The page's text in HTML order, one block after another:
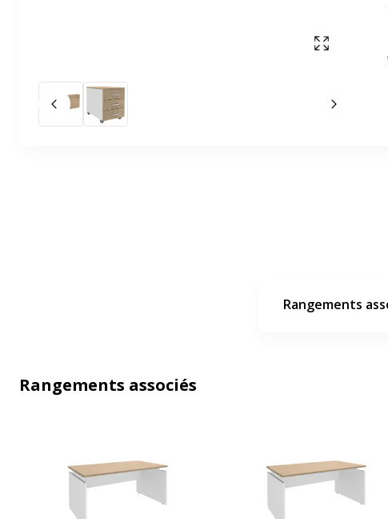
Afficher
Slide précédent Slide
Rangements
Rangements associés